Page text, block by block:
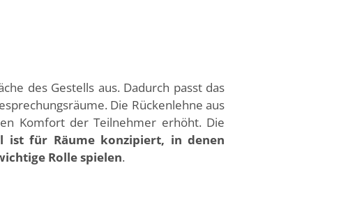
des Gestells aus. Dadurch passt das
Die Rückenlehne aus
Komfort der Teilnehmer erhöht. Die
ist für Räume konzipiert, in denen
Rolle spielen.